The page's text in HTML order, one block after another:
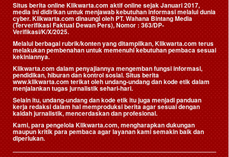
Situs berita online Klikwarta.com aktif online sejak Januari 2017,
media ini didirikan untuk menjawab kebutuhan informasi melalui dunia
cyber. Klikwarta.com dinaungi oleh PT. Wahana Bintang Media
(Terverifikasi Faktual Dewan Pers), Nomor : 363/DP-
Verifikasi/K/X/2025.
Melalui berbagai rubrik/konten yang ditampilkan, Klikwarta.com terus
melakukan pembenahan untuk memenuhi kebutuhan pembaca sesuai
kekiniannya.
Klikwarta.com dalam penyajiannya mengemban fungsi informasi,
pendidikan, hiburan dan kontrol sosial. Situs berita
www.klikwarta.com terikat oleh undang-undang dan kode etik dalam
menjalankan tugas jurnalistik sehari-hari.
Selain itu, undang-undang dan kode etik itu juga menjadi panduan
kerja redaksi dalam hal memproduksi berita agar sesuai dengan
kaidah jurnalistik, mencerdaskan dan profesional.
Kami, para pengelola Klikwarta.com, mengharapkan dukungan
maupun kritik para pembaca agar layanan kami semakin baik dan
diperlukan.